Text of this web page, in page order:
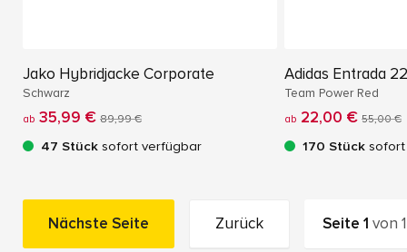
Jako Hybridjacke Corporate
Schwarz
ab 35,99 € 89,99 €
47 Stück sofort verfügbar
Adidas Entrada
Team Power Red
ab 22,00 € 55,00 €
170 Stück
Nächste Seite Zurück Seite1 von1